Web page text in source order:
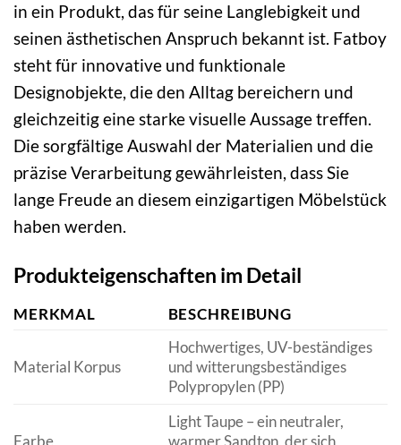
in ein Produkt, das für seine Langlebigkeit und
seinen ästhetischen Anspruch bekannt ist. Fatboy
steht für innovative und funktionale
Designobjekte, die den Alltag bereichern und
gleichzeitig eine starke visuelle Aussage treffen.
Die sorgfältige Auswahl der Materialien und die
präzise Verarbeitung gewährleisten, dass Sie
lange Freude an diesem einzigartigen Möbelstück
haben werden.
Produkteigenschaften im Detail
MERKMAL BESCHREIBUNG
Material Korpus
Hochwertiges, UV-beständiges
und witterungsbeständiges
Polypropylen (PP)
Farbe
Light Taupe – ein neutraler,
warmer Sandton, der sich